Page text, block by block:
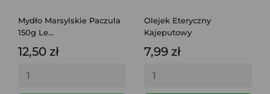
Mydło Marsylskie Paczula
150g Le...
12,50 zł
Olejek Eteryczny
Kajeputowy
7,99 zł